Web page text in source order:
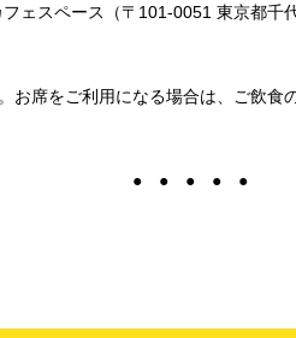
ェスペース（〒101-0051 東京都千
お席をご利用になる場合は、ご飲食
● ● ● ● ●